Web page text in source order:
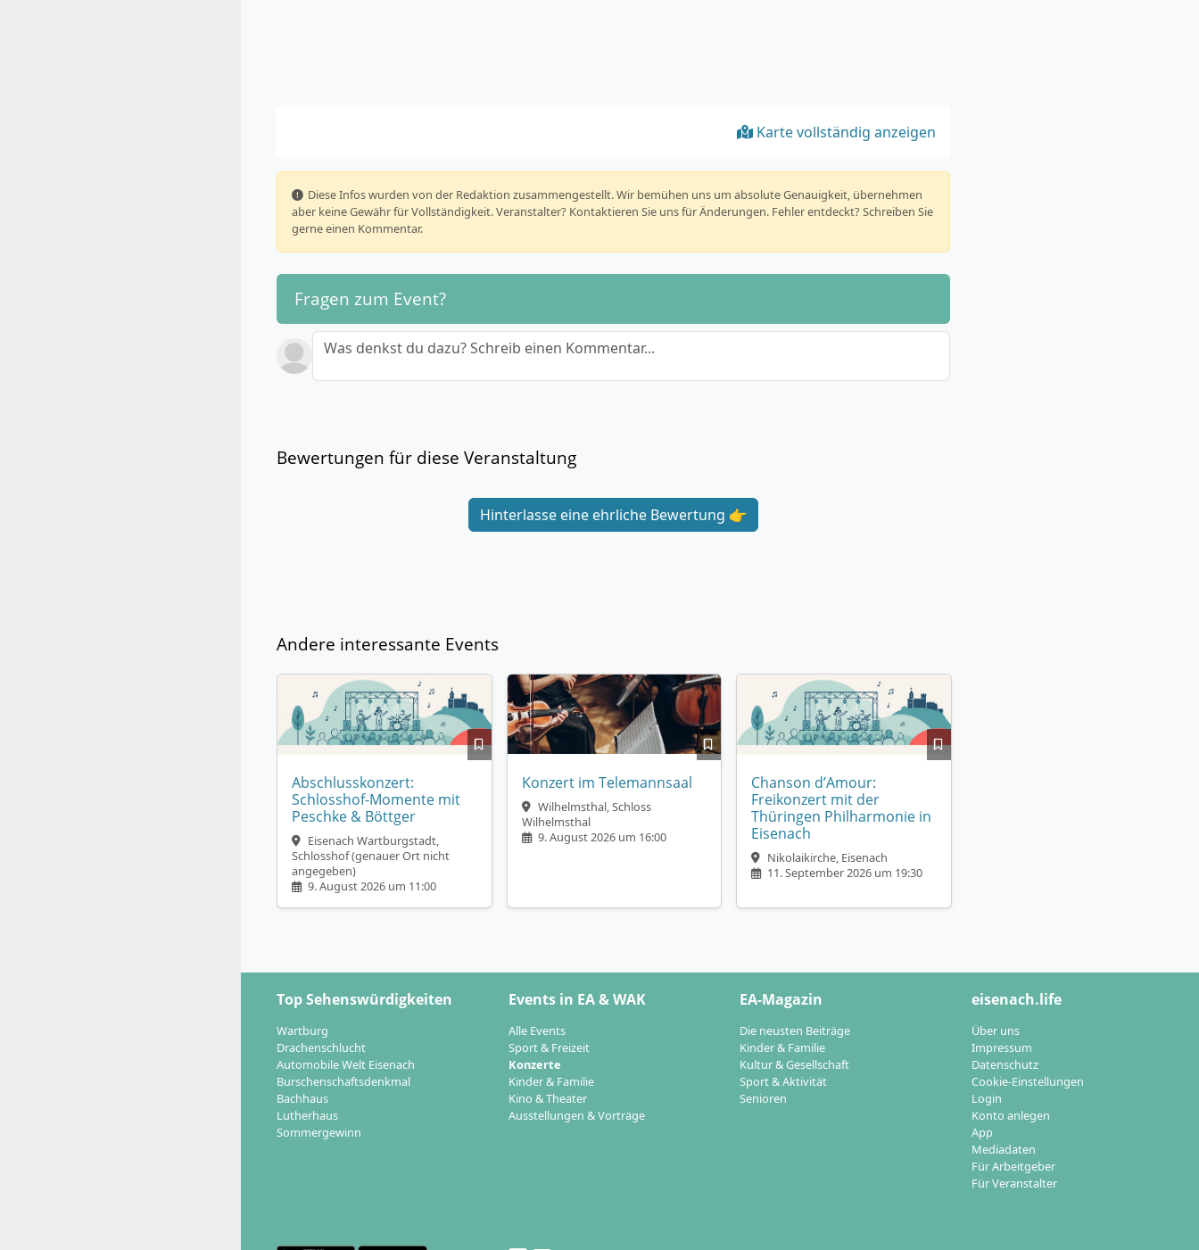
Karte vollständig anzeigen
️ Diese Infos wurden von der Redaktion zusammengestellt. Wir bemühen uns um absolute Genauigkeit, übernehmen
aber keine Gewähr für Vollständigkeit. Veranstalter? Kontaktieren Sie uns für Änderungen. Fehler entdeckt? Schreiben Sie
gerne einen Kommentar.
Fragen zum Event?
Was denkst du dazu? Schreib einen Kommentar...
Bewertungen für diese Veranstaltung
Hinterlasse eine ehrliche Bewertung 👉
Andere interessante Events
Abschlusskonzert:
Schlosshof-Momente mit
Peschke & Böttger
Eisenach Wartburgstadt,
Schlosshof (genauer Ort nicht
angegeben)
9. August 2026 um 11:00
Konzert im Telemannsaal
Wilhelmsthal, Schloss
Wilhelmsthal
9. August 2026 um 16:00
Chanson d’Amour:
Freikonzert mit der
Thüringen Philharmonie in
Eisenach
Nikolaikirche, Eisenach
11. September 2026 um 19:30
Top Sehenswürdigkeiten
Wartburg
Drachenschlucht
Automobile Welt Eisenach
Burschenschaftsdenkmal
Bachhaus
Lutherhaus
Sommergewinn
Events in EA & WAK
Alle Events
Sport & Freizeit
Konzerte
Kinder & Familie
Kino & Theater
Ausstellungen & Vorträge
EA-Magazin
Die neusten Beiträge
Kinder & Familie
Kultur & Gesellschaft
Sport & Aktivität
Senioren
eisenach.life
Über uns
Impressum
Datenschutz
Cookie-Einstellungen
Login
Konto anlegen
App
Mediadaten
Für Arbeitgeber
Für Veranstalter